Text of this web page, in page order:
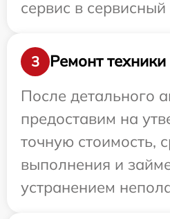
сервис в сервисный
3
Ремонт техники
После детального
предоставим на
точную стоимость,
выполнения и
устранением